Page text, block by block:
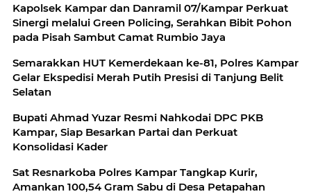
Kapolsek Kampar dan Danramil 07/Kampar Perkuat
Sinergi melalui Green Policing, Serahkan Bibit Pohon
pada Pisah Sambut Camat Rumbio Jaya
Semarakkan HUT Kemerdekaan ke-81, Polres Kampar
Gelar Ekspedisi Merah Putih Presisi di Tanjung Belit
Selatan
Bupati Ahmad Yuzar Resmi Nahkodai DPC PKB
Kampar, Siap Besarkan Partai dan Perkuat
Konsolidasi Kader
Sat Resnarkoba Polres Kampar Tangkap Kurir,
Amankan 100,54 Gram Sabu di Desa Petapahan